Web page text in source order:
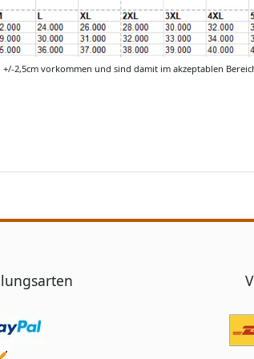
2,5cm vorkommen und sind damit im akzeptablen